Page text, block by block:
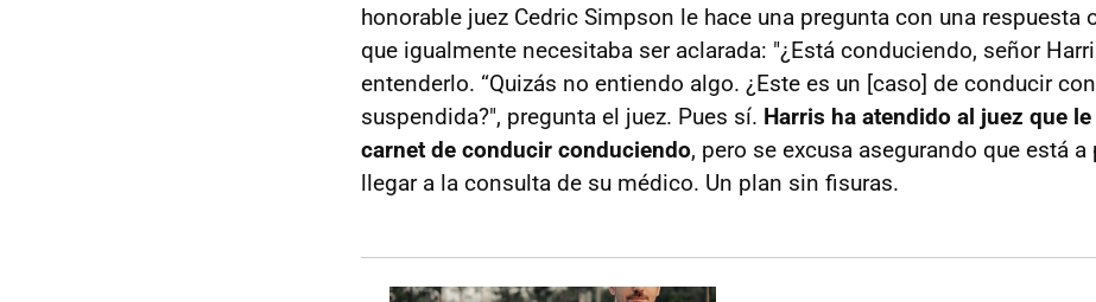
honorable juez Cedric Simpson le hace una pregunta con una respuesta
que igualmente necesitaba ser aclarada: "¿Está conduciendo, señor
entenderlo. “Quizás no entiendo algo. ¿Este es un [caso] de conducir
suspendida?", pregunta el juez. Pues sí. Harris ha atendido al juez que
carnet de conducir conduciendo, pero se excusa asegurando que está a
llegar a la consulta de su médico. Un plan sin fisuras.